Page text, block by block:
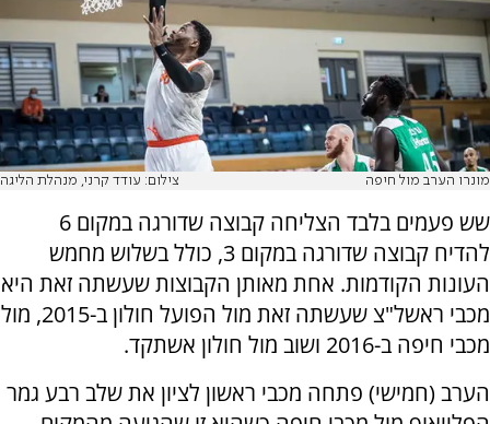
מונרו הערב מול חיפה צילום: עודד קרני, מנהלת הליגה
שש פעמים בלבד הצליחה קבוצה שדורגה במקום 6
להדיח קבוצה שדורגה במקום 3, כולל בשלוש מחמש
העונות הקודמות. אחת מאותן הקבוצות שעשתה זאת היא
מכבי ראשל"צ שעשתה זאת מול הפועל חולון ב-2015, מול
מכבי חיפה ב-2016 ושוב מול חולון אשתקד.
הערב (חמישי) פתחה מכבי ראשון לציון את שלב רבע גמר